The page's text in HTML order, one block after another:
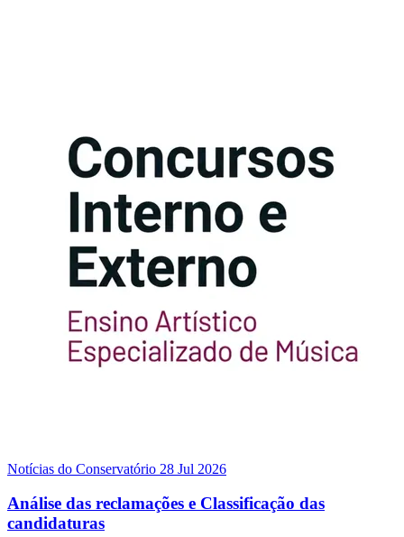
Notícias do Conservatório 28 Jul 2026
Análise das reclamações e Classificação das
candidaturas